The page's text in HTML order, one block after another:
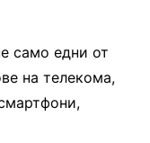
само едни от
на телекома,